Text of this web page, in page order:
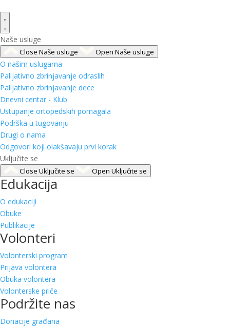
Naše usluge
Close Naše usluge Open Naše usluge
O našim uslugama
Palijativno zbrinjavanje odraslih
Palijativno zbrinjavanje dece
Dnevni centar - Klub
Ustupanje ortopedskih pomagala
Podrška u tugovanju
Drugi o nama
Odgovori koji olakšavaju prvi korak
Uključite se
Close Uključite se Open Uključite se
Edukacija
O edukaciji
Obuke
Publikacije
Volonteri
Volonterski program
Prijava volontera
Obuka volontera
Volonterske priče
Podržite nas
Donacije građana